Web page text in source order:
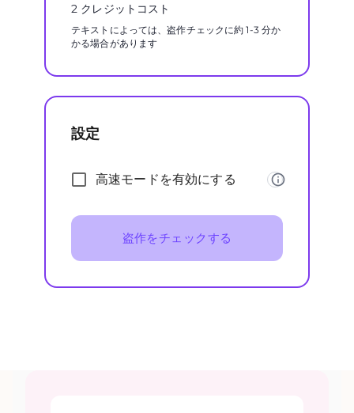
2 クレジットコスト
テキストによっては、盗作チェックに約 1-3 分か
かる場合があります
設定
高速モードを有効にする
盗作をチェックする